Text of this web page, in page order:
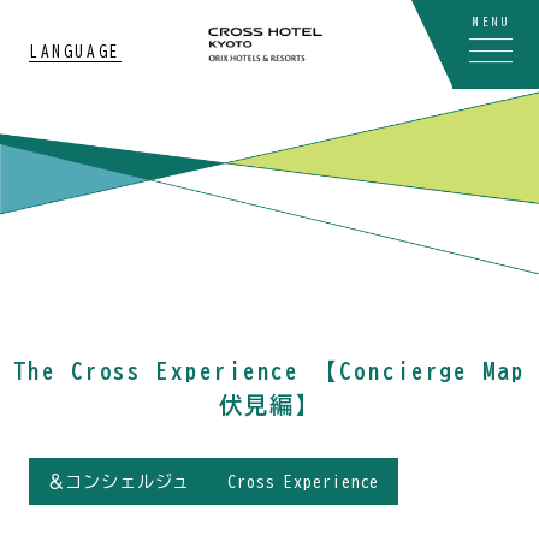
LANGUAGE
MENU
The Cross Experience 【Concierge Map
伏見編】
＆コンシェルジュ Cross Experience